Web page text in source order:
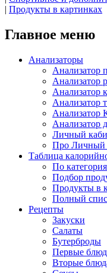
| Продукты в картинках
Главное меню
Анализаторы
Анализатор
Анализатор
Анализатор
Анализатор
Анализатор
Анализатор
Личный
Про Личный
Таблица
По
Подбор
Продукты в
Полный
Рецепты
Закуски
Салаты
Бутерброды
Первые
Вторые